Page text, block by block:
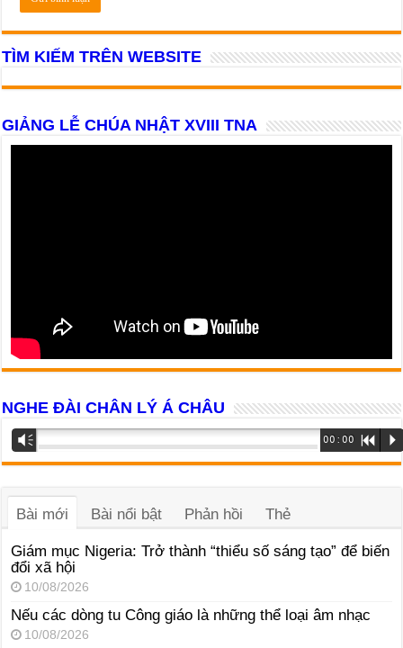
TÌM KIẾM TRÊN WEBSITE
GIẢNG LỄ CHÚA NHẬT XVIII TNA
NGHE ĐÀI CHÂN LÝ Á CHÂU
Trình
phát
Vm 00:00 R P
Bài mới Bài nổi bật Phản hồi Thẻ
Giám mục Nigeria: Trở thành “thiểu số sáng tạo” để biến
đổi xã hội
10/08/2026
Nếu các dòng tu Công giáo là những thể loại âm nhạc
10/08/2026